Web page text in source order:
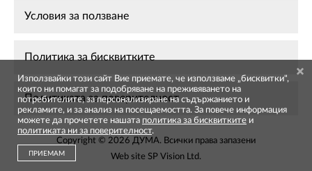
Условия за ползване
Политика за бисквитките
Политиката за поверителност
Copyright © 2026 ДУМА. Всички права запазени
Web site SP Vision Ltd.
Използвайки този сайт Вие приемате, че използваме „бисквитки",
които ни помагат за подобряване на преживяването на
потребителите, за персонализиране на съдържанието и
рекламите, и за анализ на посещаемостта. За повече информация
можете да прочетете нашата политика за бисквитките и
политиката ни за поверителност.
ПРИЕМАМ